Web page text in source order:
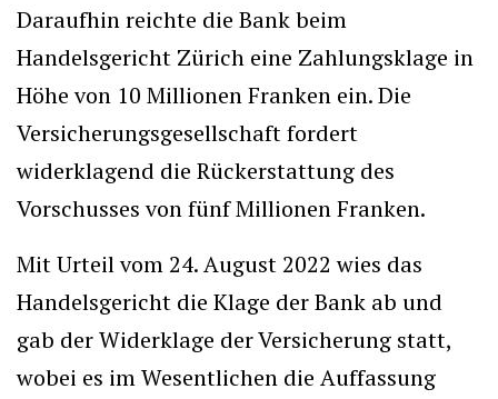
Daraufhin reichte die Bank beim
Handelsgericht Zürich eine Zahlungsklage in
Höhe von 10 Millionen Franken ein. Die
Versicherungsgesellschaft fordert
widerklagend die Rückerstattung des
Vorschusses von fünf Millionen Franken.
Mit Urteil vom 24. August 2022 wies das
Handelsgericht die Klage der Bank ab und
gab der Widerklage der Versicherung statt,
wobei es im Wesentlichen die Auffassung